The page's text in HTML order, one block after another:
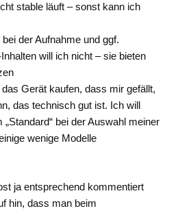
stable läuft – sonst kann ich
der Aufnahme und ggf.
will ich nicht – sie bieten
Gerät kaufen, dass mir gefällt,
das technisch gut ist. Ich will
bei der Auswahl meiner
wenige Modelle
ja entsprechend kommentiert
hin, dass man beim